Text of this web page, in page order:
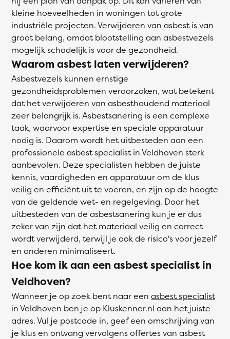
kleine hoeveelheden in woningen tot grote
industriële projecten. Verwijderen van asbest is van
groot belang, omdat blootstelling aan asbestvezels
mogelijk schadelijk is voor de gezondheid.
Waarom asbest laten verwijderen?
Asbestvezels kunnen ernstige
gezondheidsproblemen veroorzaken, wat betekent
dat het verwijderen van asbesthoudend materiaal
zeer belangrijk is. Asbestsanering is een complexe
taak, waarvoor expertise en speciale apparatuur
nodig is. Daarom wordt het uitbesteden aan een
professionele asbest specialist in Veldhoven sterk
aanbevolen. Deze specialisten hebben de juiste
kennis, vaardigheden en apparatuur om de klus
veilig en efficiënt uit te voeren, en zijn op de hoogte
van de geldende wet- en regelgeving. Door het
uitbesteden van de asbestsanering kun je er dus
zeker van zijn dat het materiaal veilig en correct
wordt verwijderd, terwijl je ook de risico's voor jezelf
en anderen minimaliseert.
Hoe kom ik aan een asbest specialist in
Veldhoven?
Wanneer je op zoek bent naar een asbest specialist
in Veldhoven ben je op Kluskenner.nl aan het juiste
adres. Vul je postcode in, geef een omschrijving van
je klus en ontvang vervolgens offertes van asbest